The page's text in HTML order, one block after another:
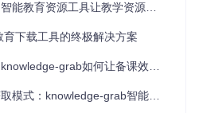
育资源获取方式
破在于将传统的"逐个下载"模式升
；那么knowledge-grab就像"自动
资源工具让教学资源获取效率提升300%
下载工具的终极解决方案
grab如何让备课效率提升80%
grab智能获取引擎的革新实践